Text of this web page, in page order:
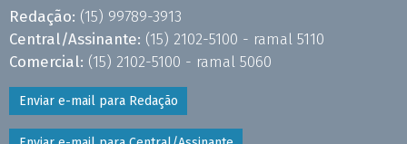
Redação: (15) 99789-3913
Central/Assinante: (15) 2102-5100 - ramal 5110
Comercial: (15) 2102-5100 - ramal 5060
Enviar e-mail para Redação